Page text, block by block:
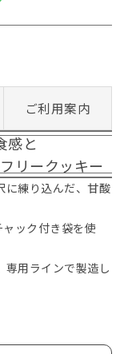
ご利用案内
感と
リークッキー
に練り込んだ、甘酸
ック付き袋を使
専用ラインで製造し